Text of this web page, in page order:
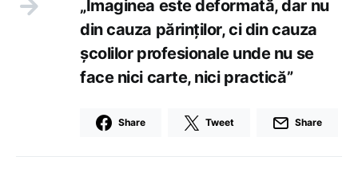
„Imaginea este deformată, dar nu
din cauza părinților, ci din cauza
școlilor profesionale unde nu se
face nici carte, nici practică”
Share Tweet Share